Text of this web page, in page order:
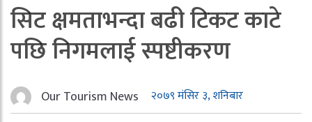
सिट क्षमताभन्दा बढी टिकट काटे
पछि निगमलाई स्पष्टीकरण
Our Tourism News २०७९ मंसिर ३, शनिबार